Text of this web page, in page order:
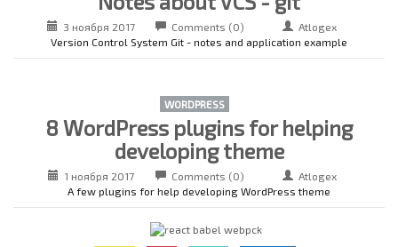
3 ноября 2017 Comments (0)
Atlogex
Version Control System Git - notes and application example
WORDPRESS
8 WordPress plugins for helping
developing theme
1 ноября 2017 Comments (0)
Atlogex
A few plugins for help developing WordPress theme